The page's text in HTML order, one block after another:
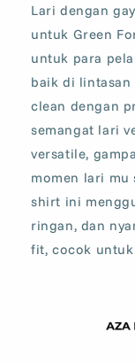
Run
Icon
Shirt
-
White
Lari dengan
untuk Green
untuk para
baik di lintasan
clean dengan
semangat lari
versatile,
momen lari mu
shirt ini
ringan, dan
fit, cocok